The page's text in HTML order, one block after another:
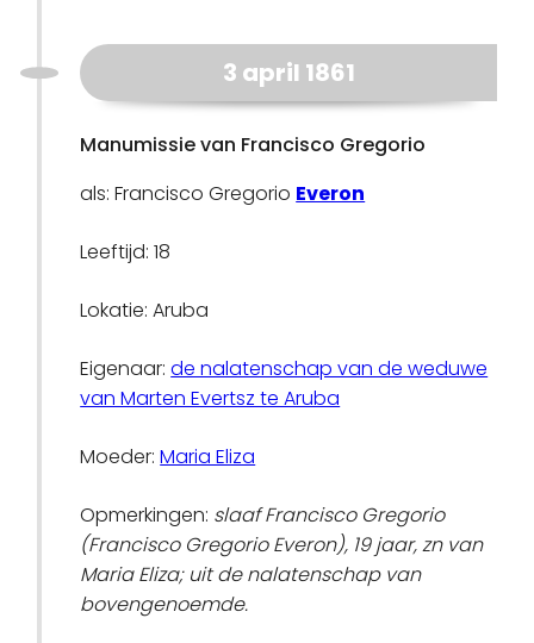
3 april 1861
Manumissie van Francisco Gregorio
als: Francisco Gregorio Everon
Leeftijd: 18
Lokatie: Aruba
Eigenaar:de nalatenschap van de weduwe
van Marten Evertsz te Aruba
Moeder:Maria Eliza
Opmerkingen: slaaf Francisco Gregorio
(Francisco Gregorio Everon), 19 jaar, zn van
Maria Eliza; uit de nalatenschap van
bovengenoemde.